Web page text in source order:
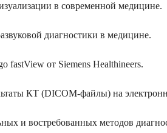
в современной медицине.
диагностики в медицине.
fastView от Siemens Healthineers.
КТ (DICOM-файлы) на
и востребованных методов